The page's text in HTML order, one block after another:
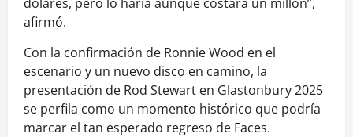
afirmó.
Con la confirmación de Ronnie Wood en el
escenario y un nuevo disco en camino, la
presentación de Rod Stewart en Glastonbury 2025
se perfila como un momento histórico que podría
marcar el tan esperado regreso de Faces.